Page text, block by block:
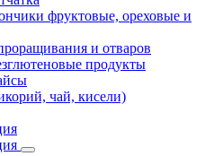
фруктовые, ореховые и
и отваров
продукты
чай, кисели)